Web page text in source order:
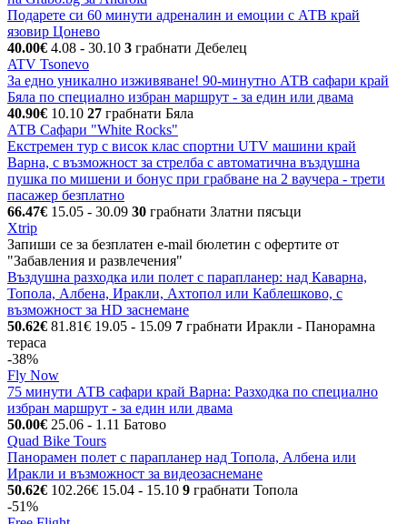
Подарете си 60 минути адреналин и емоции с АТВ край
язовир Цонево
40.00€ 4.08 - 30.10 3 грабнати Дебелец
ATV Tsonevo
За едно уникално изживяване! 90-минутно АТВ сафари край
Бяла по специално избран маршрут - за един или двама
40.90€ 10.10 27 грабнати Бяла
АТВ Сафари "White Rocks"
Екстремен тур с висок клас спортни UTV машини край
Варна, с възможност за стрелба с автоматична въздушна
пушка по мишени и бонус при грабване на 2 ваучера - трети
пасажер безплатно
66.47€ 15.05 - 30.09 30 грабнати Златни пясъци
Xtrip
Запиши се за безплатен e-mail бюлетин с офертите от
"Забавления и развлечения"
Въздушна разходка или полет с парапланер: над Каварна,
Топола, Албена, Иракли, Ахтопол или Каблешково, с
възможност за HD заснемане
50.62€ 81.81€ 19.05 - 15.09 7 грабнати Иракли - Панорамна
тераса
-38%
Fly Now
75 минути АТВ сафари край Варна: Разходка по специално
избран маршрут - за един или двама
50.00€ 25.06 - 1.11 Батово
Quad Bike Tours
Панорамен полет с парапланер над Топола, Албена или
Иракли и възможност за видеозаснемане
50.62€ 102.26€ 15.04 - 15.10 9 грабнати Топола
-51%